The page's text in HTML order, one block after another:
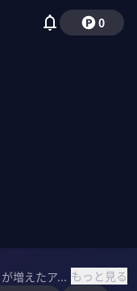
0
日本でも名前を聞くことが増えたアクティビスト。その仕事内容、ビジネスモデル、投資先の選び方、資金の出し手など、アクティビストのリアルについて、旧村上ファンド創業メンバーで、現在ストラテジックキャピタル代表を務める丸木強氏に聞いた。 ＜ゲスト＞ 丸木強｜ストラテジックキャピタル代表 1982年東京大学法学部卒業。野村證券株式会社入社後、主に日本企業や政府関係機関の資金調達案件の引受、大型民営化企業のIPO、邦銀への資金注入に際しての政府関係機関のアドバイザー、米国企業の日本の上場子会社に対する公開買付代理人などの業務を担当。1999年、株式会社M＆Aコンサルティング（後のMACアセットマネジメント）の創業メンバーの一人として、日本初となるアクティビストファンドの運用に従事。2012年に株式会社ストラテジックキャピタルを設立、代表取締役に就任、同年12月からアクティビスト戦略のファンド運用を開始。 ▼関連書籍 『「モノ言う株主」の株式市場原論』 もっと見る